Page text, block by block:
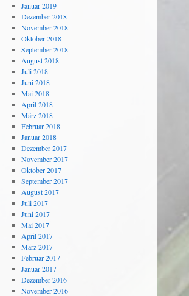
Januar 2019
Dezember 2018
November 2018
Oktober 2018
September 2018
August 2018
Juli 2018
Juni 2018
Mai 2018
April 2018
März 2018
Februar 2018
Januar 2018
Dezember 2017
November 2017
Oktober 2017
September 2017
August 2017
Juli 2017
Juni 2017
Mai 2017
April 2017
März 2017
Februar 2017
Januar 2017
Dezember 2016
November 2016